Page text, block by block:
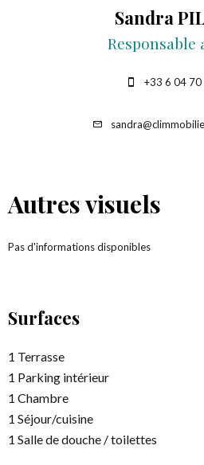
Sandra
Responsable
+33 6 04
Autres visuels
Pas d'informations disponibles
Surfaces
1 Terrasse
1 Parking intérieur
1 Chambre
1 Séjour/cuisine
1 Salle de douche / toilettes